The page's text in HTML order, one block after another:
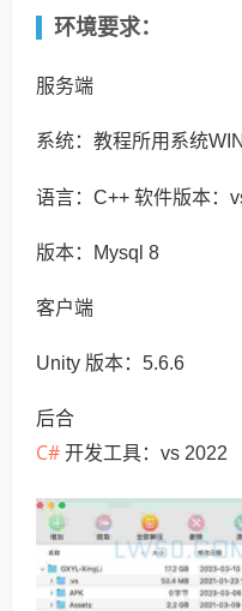
环境要求：
服务端
系统：教程所用系统
语言：C++ 软件版本：
版本：Mysql 8
客户端
Unity 版本：5.6.6
后合
C# 开发工具：vs 2022